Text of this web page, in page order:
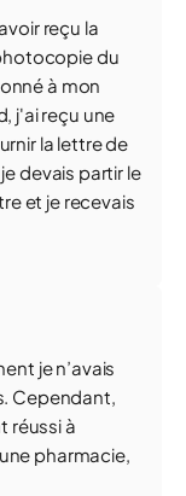
reçu la
du
à mon
j'ai reçu une
la lettre de
devais partir le
et je recevais
je n’avais
Cependant,
réussi à
pharmacie,